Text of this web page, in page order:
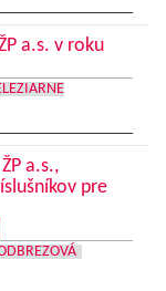
a.s. v roku
a.s.,
pre